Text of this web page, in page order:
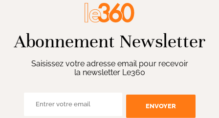
Abonnement Newsletter
Saisissez votre adresse email pour recevoir
la newsletter Le360
ENVOYER